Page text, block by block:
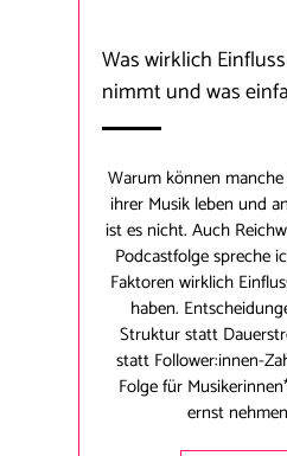
Was wirklich
nimmt und was
Warum können
ihrer Musik leben und
ist es nicht. Auch
Podcastfolge spreche
Faktoren wirklich
haben.
Struktur statt
statt Follower:innen-
Folge für
ernst